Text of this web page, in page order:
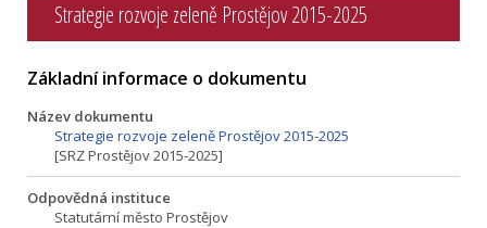
Strategie rozvoje zeleně Prostějov 2015-2025
Základní informace o dokumentu
Název dokumentu
Strategie rozvoje zeleně Prostějov 2015-2025
[SRZ Prostějov 2015-2025]
Odpovědná instituce
Statutární město Prostějov